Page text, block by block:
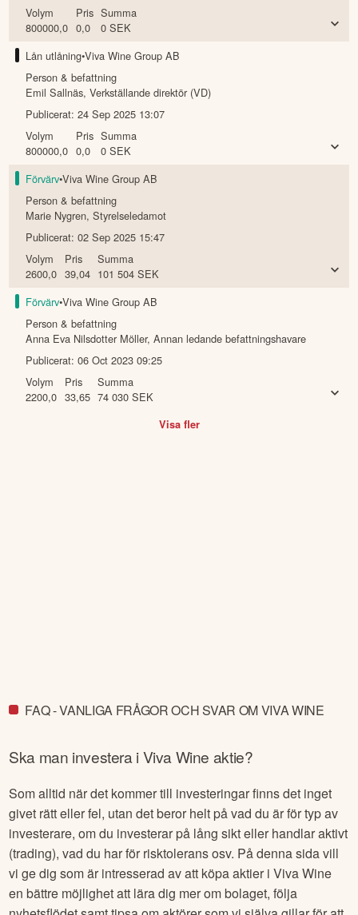
Volym
800000,0
Pris
0,0
Summa
0 SEK
Lån utlåning•Viva Wine Group AB
Person & befattning
Emil Sallnäs,Verkställande direktör (VD)
Publicerat:24 Sep 2025 13:07
Volym
800000,0
Pris
0,0
Summa
0 SEK
Förvärv•Viva Wine Group AB
Person & befattning
Marie Nygren,Styrelseledamot
Publicerat:02 Sep 2025 15:47
Volym
2600,0
Pris
39,04
Summa
101 504 SEK
Förvärv•Viva Wine Group AB
Person & befattning
Anna Eva Nilsdotter Möller,Annan ledande befattningshavare
Publicerat:06 Oct 2023 09:25
Volym
2200,0
Pris
33,65
Summa
74 030 SEK
Visa fler
FAQ - VANLIGA FRÅGOR OCH SVAR OM VIVA WINE
Ska man investera iViva Wine aktie?
Som alltid när det kommer till investeringar finns det inget
givet rätt eller fel, utan det beror helt på vad du är för typ av
investerare, om du investerar på lång sikt eller handlar aktivt
(trading), vad du har för risktolerans osv. På denna sida vill
vi ge dig som är intresserad av att köpa aktier iViva Wine
en bättre möjlighet att lära dig mer om bolaget, följa